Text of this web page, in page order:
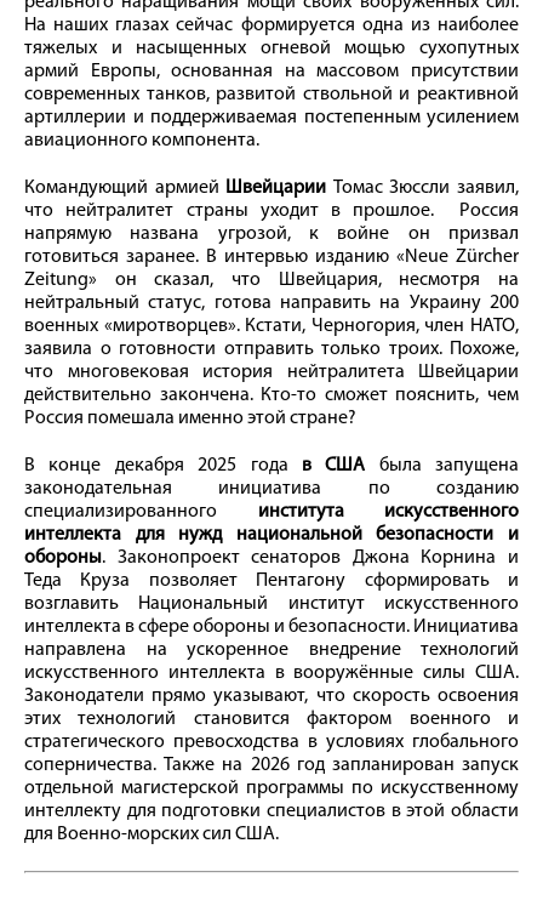
На наших глазах сейчас формируется одна из наиболее
тяжелых и насыщенных огневой мощью сухопутных
армий Европы, основанная на массовом присутствии
современных танков, развитой ствольной и реактивной
артиллерии и поддерживаемая постепенным усилением
авиационного компонента.
Командующий армией Швейцарии Томас Зюссли заявил,
что нейтралитет страны уходит в прошлое. Россия
напрямую названа угрозой, к войне он призвал
готовиться заранее. В интервью изданию «Neue Zürcher
Zeitung» он сказал, что Швейцария, несмотря на
нейтральный статус, готова направить на Украину 200
военных «миротворцев». Кстати, Черногория, член НАТО,
заявила о готовности отправить только троих. Похоже,
что многовековая история нейтралитета Швейцарии
действительно закончена. Кто-то сможет пояснить, чем
Россия помешала именно этой стране?
В конце декабря 2025 года в США была запущена
законодательная инициатива по созданию
специализированного института искусственного
интеллекта для нужд национальной безопасности и
обороны. Законопроект сенаторов Джона Корнина и
Теда Круза позволяет Пентагону сформировать и
возглавить Национальный институт искусственного
интеллекта в сфере обороны и безопасности. Инициатива
направлена на ускоренное внедрение технологий
искусственного интеллекта в вооружённые силы США.
Законодатели прямо указывают, что скорость освоения
этих технологий становится фактором военного и
стратегического превосходства в условиях глобального
соперничества. Также на 2026 год запланирован запуск
отдельной магистерской программы по искусственному
интеллекту для подготовки специалистов в этой области
для Военно-морских сил США.